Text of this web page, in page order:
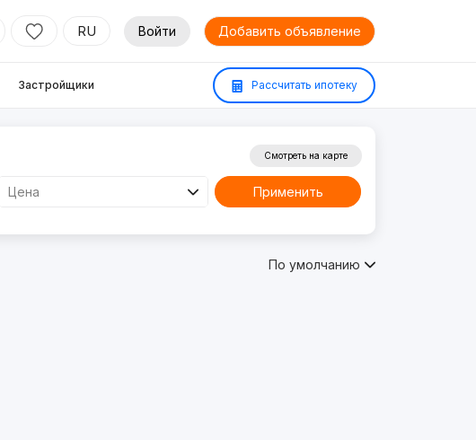
RU Войти Добавить объявление
Застройщики Рассчитать ипотеку
Цена
Смотреть на карте
Применить
По умолчанию